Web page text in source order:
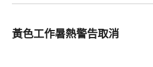
黃色工作暑熱警告取消